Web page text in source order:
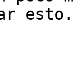
esto.